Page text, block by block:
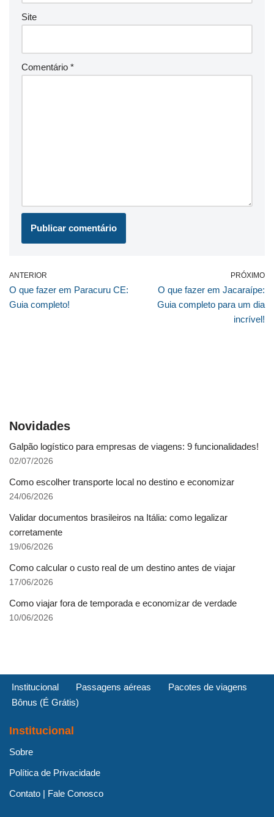
Site
Comentário *
ANTERIOR
O que fazer em Paracuru CE:
Guia completo!
PRÓXIMO
O que fazer em Jacaraípe:
Guia completo para um dia
incrível!
Novidades
Galpão logístico para empresas de viagens: 9 funcionalidades!
02/07/2026
Como escolher transporte local no destino e economizar
24/06/2026
Validar documentos brasileiros na Itália: como legalizar
corretamente
19/06/2026
Como calcular o custo real de um destino antes de viajar
17/06/2026
Como viajar fora de temporada e economizar de verdade
10/06/2026
Institucional Passagens aéreas
Pacotes de viagens
Bônus (É Grátis)
Institucional
Sobre
Política de Privacidade
Contato | Fale Conosco